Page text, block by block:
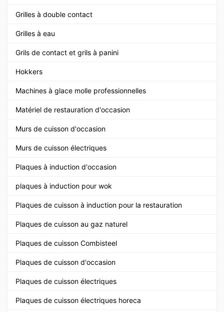
Grilles à double contact
Grilles à eau
Grils de contact et grils à panini
Hokkers
Machines à glace molle professionnelles
Matériel de restauration d'occasion
Murs de cuisson d'occasion
Murs de cuisson électriques
Plaques à induction d'occasion
plaques à induction pour wok
Plaques de cuisson à induction pour la restauration
Plaques de cuisson au gaz naturel
Plaques de cuisson Combisteel
Plaques de cuisson d'occasion
Plaques de cuisson électriques
Plaques de cuisson électriques horeca